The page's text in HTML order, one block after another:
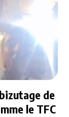
de
le TFC